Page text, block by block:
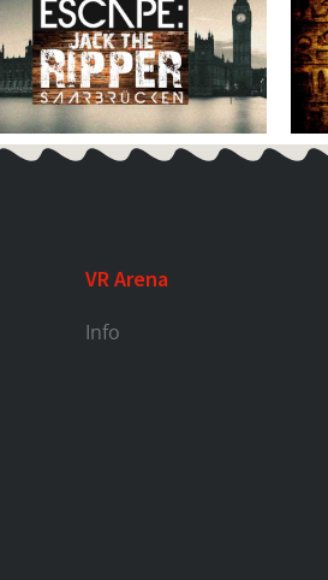
VR Arena
Info